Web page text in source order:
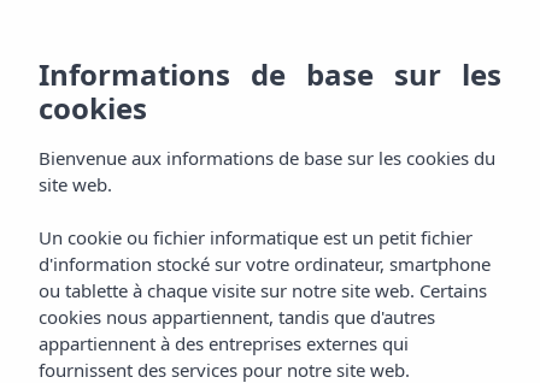
MENU
ES
000
Reposez-vous
Expérimentez
Services
Détendez-vous
Aquaplus Spa
Dégustez
Informations de base sur les
cookies
Bienvenue aux informations de base sur les cookies du
site web.
Un cookie ou fichier informatique est un petit fichier
d'information stocké sur votre ordinateur, smartphone
ou tablette à chaque visite sur notre site web. Certains
cookies nous appartiennent, tandis que d'autres
appartiennent à des entreprises externes qui
fournissent des services pour notre site web.